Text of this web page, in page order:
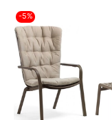
-5%